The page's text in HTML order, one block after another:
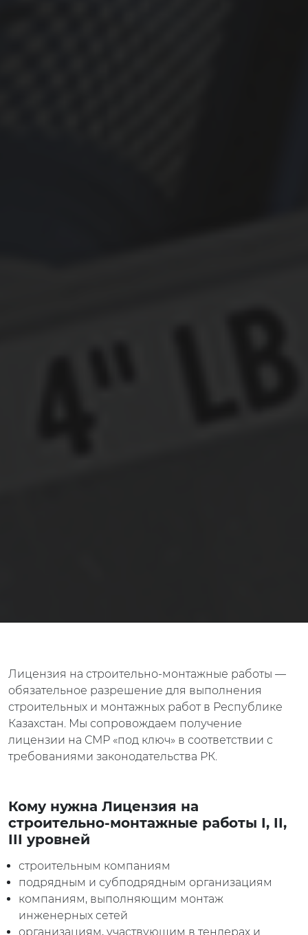
Лицензия на строительно-монтажные работы —
обязательное разрешение для выполнения
строительных и монтажных работ в Республике
Казахстан. Мы сопровождаем получение
лицензии на СМР «под ключ» в соответствии с
требованиями законодательства РК.
Кому нужна Лицензия на
строительно-монтажные работы I, II,
III уровней
строительным компаниям
подрядным и субподрядным организациям
компаниям, выполняющим монтаж
инженерных сетей
организациям, участвующим в тендерах и